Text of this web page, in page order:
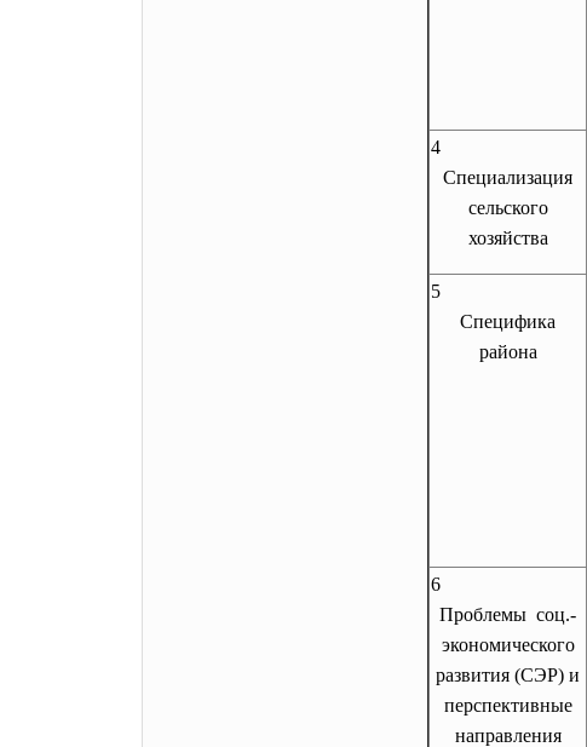
4
Специализация
сельского
хозяйства
5
Специфика
района
6
Проблемы соц.-
экономического
развития (СЭР) и
перспективные
направления